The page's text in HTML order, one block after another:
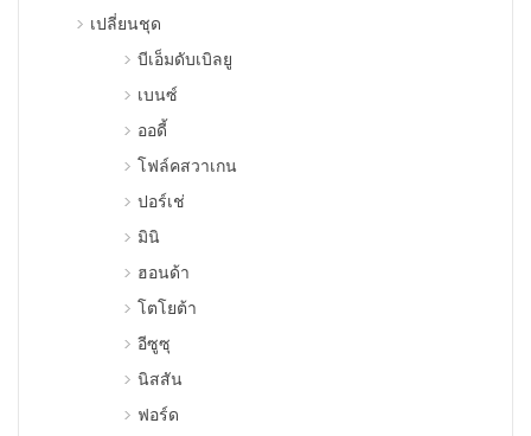
เปลี่ยนชุด
บีเอ็มดับเบิลยู
เบนซ์
ออดี้
โฟล์คสวาเกน
ปอร์เช่
มินิ
ฮอนด้า
โตโยต้า
อีซูซุ
นิสสัน
ฟอร์ด